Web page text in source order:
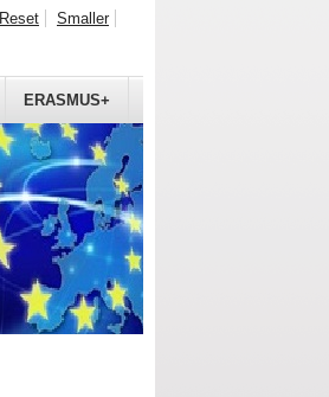
ERASMUS+
Reset Smaller